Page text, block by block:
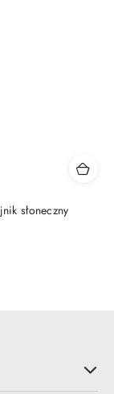
słoneczny